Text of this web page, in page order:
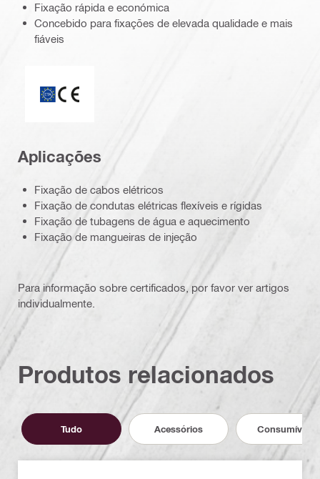
Fixação rápida e económica
Concebido para fixações de elevada qualidade e mais
fiáveis
Aplicações
Fixação de cabos elétricos
Fixação de condutas elétricas flexíveis e rígidas
Fixação de tubagens de água e aquecimento
Fixação de mangueiras de injeção
Para informação sobre certificados, por favor ver artigos
individualmente.
Produtos relacionados
Tudo Acessórios Consumíveis